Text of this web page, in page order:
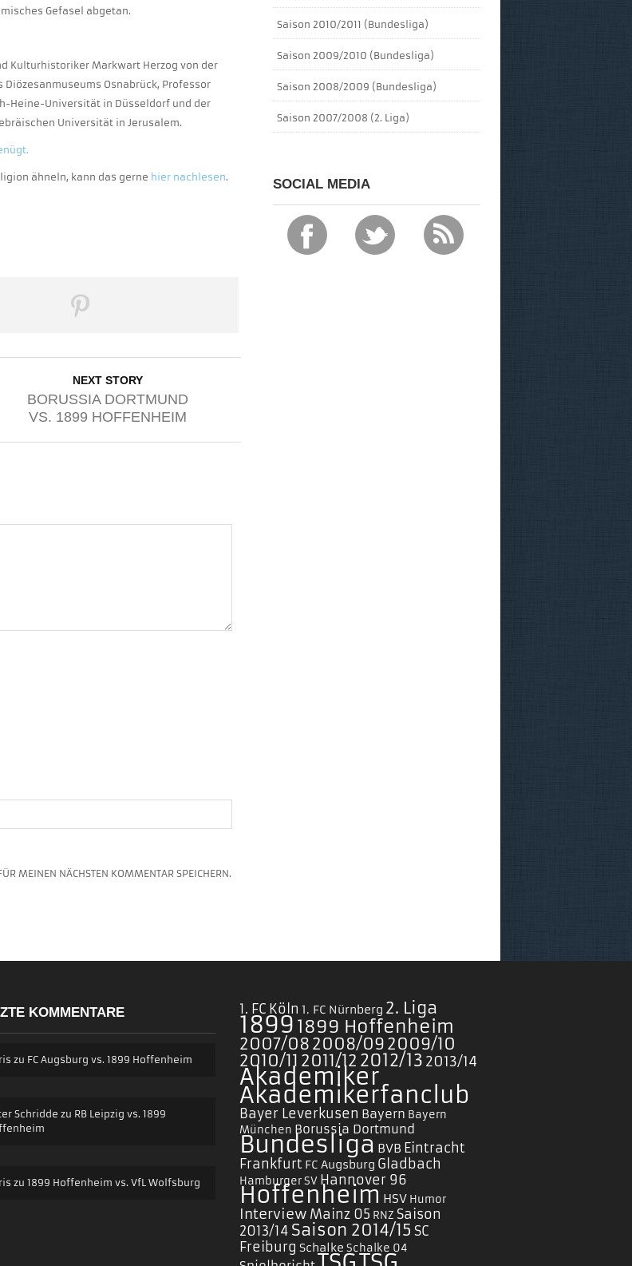
Gefasel abgetan.
Kulturhistoriker Markwart Herzog von der
Osnabrück, Professor
Heine-Universität in Düsseldorf und der
Universität in Jerusalem.
ähneln, kann das gerne hier nachlesen.
NEXT STORY
BORUSSIA DORTMUND
VS. 1899 HOFFENHEIM
MEINEN NÄCHSTEN KOMMENTAR SPEICHERN.
Saison 2010/2011 (Bundesliga)
Saison 2009/2010 (Bundesliga)
Saison 2008/2009 (Bundesliga)
Saison 2007/2008 (2. Liga)
SOCIAL MEDIA
KOMMENTARE
zu FC Augsburg vs. 1899 Hoffenheim
Schridde zu RB Leipzig vs. 1899
zu 1899 Hoffenheim vs. VfL Wolfsburg
1. FC Köln 1. FC Nürnberg 2. Liga
1899 1899 Hoffenheim
2007/082008/092009/10
2010/11 2011/12 2012/13 2013/14
Akademiker
Akademikerfanclub
Bayer Leverkusen Bayern Bayern
München Borussia Dortmund
Bundesliga BVB Eintracht
Frankfurt FC Augsburg Gladbach
Hamburger SV Hannover 96
Hoffenheim HSV Humor
Interview Mainz 05 RNZ Saison
2013/14 Saison 2014/15 SC
Freiburg Schalke Schalke 04